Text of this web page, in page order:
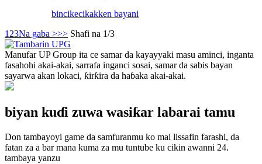
bincikecikakken bayani
1 23Na gaba >>> Shafi na 1/3
Manufar UP Group ita ce samar da kayayyaki masu aminci, inganta
fasahohi akai-akai, sarrafa inganci sosai, samar da sabis bayan
sayarwa akan lokaci, ƙirƙira da haɓaka akai-akai.
biyan kuɗi zuwa wasiƙar labarai tamu
Don tambayoyi game da samfuranmu ko mai lissafin farashi, da
fatan za a bar mana kuma za mu tuntube ku cikin awanni 24.
tambaya yanzu